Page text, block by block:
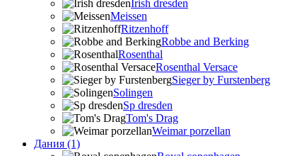
Irish dresden
Meissen
Ritzenhoff
Robbe and Berking
Rosenthal
Rosenthal Versace
Sieger by Furstenberg
Solingen
Sp dresden
Tom's Drag
Weimar porzellan
Дания (1)